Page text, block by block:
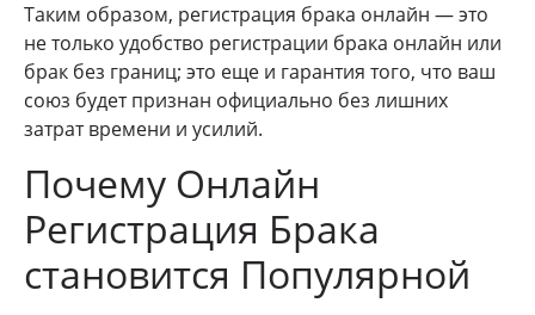
Таким образом, регистрация брака онлайн — это
не только удобство регистрации брака онлайн или
брак без границ; это еще и гарантия того, что ваш
союз будет признан официально без лишних
затрат времени и усилий.
Почему Онлайн
Регистрация Брака
становится Популярной